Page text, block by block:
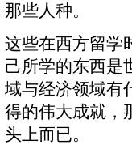
那些人种。
这些在西方留学
己所学的东西是
域与经济领域有
得的伟大成就，
头上而已。